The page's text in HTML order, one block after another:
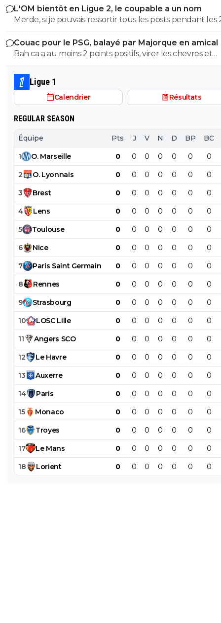
au lieu de 75, quel mensonge. Avocat, tu serais commis
d'office, un avocat à 2 balles. Et en plus ce n'est pas si
puisqu'au retour il y a eu 7 min de temps additionel
a joué 78 min à 10 Et encore une fois rien a voir de
quand tu dois ne pas encaisser ou que tu dois marquer. Mais
ça tu ne peux pas comprendre puisque tu n'as jamais
pieds sur un terrain
L'OM bientôt en Ligue 2, le coupable a un nom
Merde, si je pouvais ressortir tous les posts pendant les
dernieres années ou je denoncais cet imposteur ... et
insultes de ses groupies qui voulaient me faire avaler sa
semence comme eux ...
Couac pour le PSG, balayé par Majorque en amical
Bah ca a au moins 2 points positifs, virer les chevres et
démeloniser les autres, c’est plutot bien vu.
Ligue 1
Calendrier Résultats
REGULAR SEASON
Équipe Pts J V N D BP BC
1 O. Marseille 0 0 0 0 0 0 0
2 O. Lyonnais 0 0 0 0 0 0 0
3 Brest 0 0 0 0 0 0 0
4 Lens 0 0 0 0 0 0 0
5 Toulouse 0 0 0 0 0 0 0
6 Nice 0 0 0 0 0 0 0
7 Paris Saint Germain 0 0 0 0 0 0 0
8 Rennes 0 0 0 0 0 0 0
9 Strasbourg 0 0 0 0 0 0 0
10 LOSC Lille 0 0 0 0 0 0 0
11 Angers SCO 0 0 0 0 0 0 0
12 Le Havre 0 0 0 0 0 0 0
13 Auxerre 0 0 0 0 0 0 0
14 Paris 0 0 0 0 0 0 0
15 Monaco 0 0 0 0 0 0 0
16 Troyes 0 0 0 0 0 0 0
17 Le Mans 0 0 0 0 0 0 0
18 Lorient 0 0 0 0 0 0 0